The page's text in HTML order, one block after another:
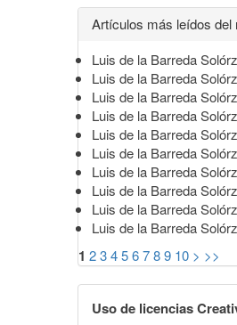
Detalles
del
artículo
Artículos más leídos del
Luis de la Barreda
Luis de la Barreda
Luis de la Barreda
Luis de la Barreda
Luis de la Barreda
Luis de la Barreda
Luis de la Barreda
Luis de la Barreda
Luis de la Barreda
Luis de la Barreda
1 23456789 10 > >>
Uso de licencias